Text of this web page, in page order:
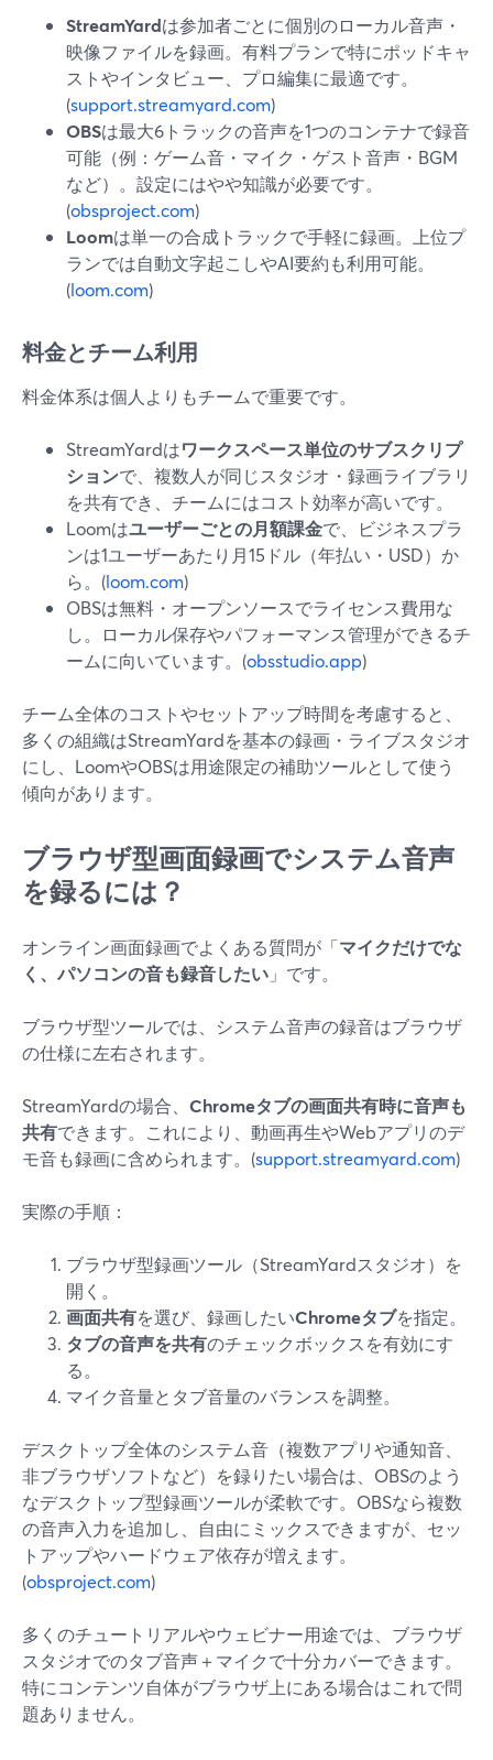
StreamYardは参加者ごとに個別のローカル音声・
映像ファイルを録画。有料プランで特にポッドキャ
ストやインタビュー、プロ編集に最適です。
(support.streamyard.com)
OBSは最大6トラックの音声を1つのコンテナで録音
可能（例：ゲーム音・マイク・ゲスト音声・BGM
など）。設定にはやや知識が必要です。
(obsproject.com)
Loomは単一の合成トラックで手軽に録画。上位プ
ランでは自動文字起こしやAI要約も利用可能。
(loom.com)
料金とチーム利用
料金体系は個人よりもチームで重要です。
StreamYardはワークスペース単位のサブスクリプ
ションで、複数人が同じスタジオ・録画ライブラリ
を共有でき、チームにはコスト効率が高いです。
Loomはユーザーごとの月額課金で、ビジネスプラ
ンは1ユーザーあたり月15ドル（年払い・USD）か
ら。(loom.com)
OBSは無料・オープンソースでライセンス費用な
し。ローカル保存やパフォーマンス管理ができるチ
ームに向いています。(obsstudio.app)
チーム全体のコストやセットアップ時間を考慮すると、
多くの組織はStreamYardを基本の録画・ライブスタジオ
にし、LoomやOBSは用途限定の補助ツールとして使う
傾向があります。
ブラウザ型画面録画でシステム音声
を録るには？
オンライン画面録画でよくある質問が「マイクだけでな
く、パソコンの音も録音したい 」です。
ブラウザ型ツールでは、システム音声の録音はブラウザ
の仕様に左右されます。
StreamYardの場合、 Chromeタブの画面共有時に音声も
共有できます。これにより、動画再生やWebアプリのデ
モ音も録画に含められます。(support.streamyard.com)
実際の手順：
ブラウザ型録画ツール（StreamYardスタジオ）を
開く。
画面共有を選び、録画したいChromeタブを指定。
タブの音声を共有のチェックボックスを有効にす
る。
マイク音量とタブ音量のバランスを調整。
デスクトップ全体のシステム音（複数アプリや通知音、
非ブラウザソフトなど）を録りたい場合は、OBSのよう
なデスクトップ型録画ツールが柔軟です。OBSなら複数
の音声入力を追加し、自由にミックスできますが、セッ
トアップやハードウェア依存が増えます。
(obsproject.com)
多くのチュートリアルやウェビナー用途では、ブラウザ
スタジオでのタブ音声＋マイクで十分カバーできます。
特にコンテンツ自体がブラウザ上にある場合はこれで問
題ありません。